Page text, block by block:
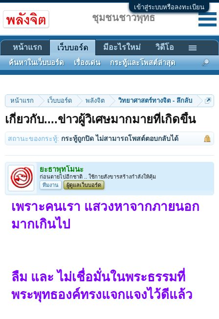
เข้าสู่ระบบหรือลงทะเบียน
หน้าแรก เว็บบอร์ด พลังจิต วิทยาศาสตร์ทางจิต - ลึกลับ
เกี่ยวกับ....ข่าวผู้วิเศษมากมายที่เกิดขึ้น
สถานะของกระทู้: กระทู้ถูกปิด ไม่สามารถโพสต์ตอบกลับได้
ยะธาพุทโมนะ
ก่อนตายไปอีกชาติ .. ใช้กายสังขารสร้างกำลังให้คุ้ม
ทีมงาน
ผู้ดูแลเว็บบอร์ด
เพราะคนเรา แสวงหาจากภายนอก
มากเกินไป
ลืม และ ไม่เชื่อมั่นในพระธรรมที่
พระพุทธองค์ทรงแจกแจงไว้ดีแล้ว
ชุมชนชาวพุทธ
หน้าแรก เว็บบอร์ด
ค้นหาในเว็บบอร์ด เรื่องเด่น กระทู้และโพสต์ล่าสุด
มีอะไรใหม่ วิดีโอ